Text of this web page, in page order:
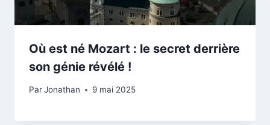
Où est né Mozart : le secret derrière
son génie révélé !
ParJonathan 9 mai 2025